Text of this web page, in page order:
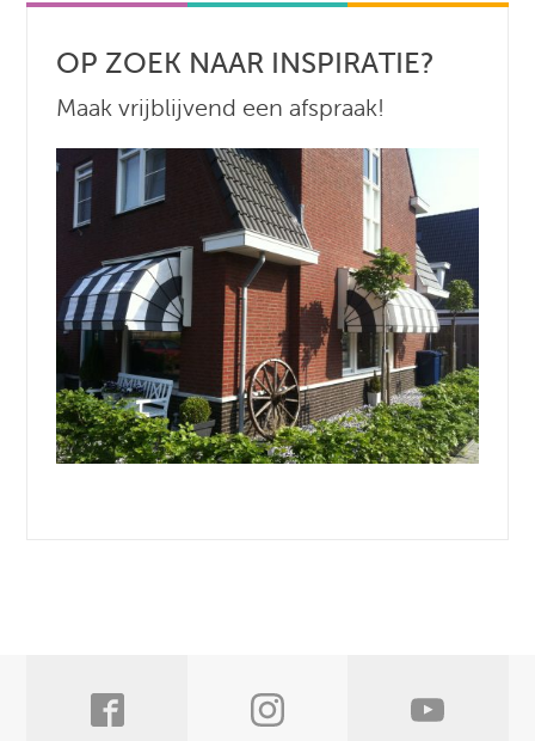
OP ZOEK NAAR INSPIRATIE?
Maak vrijblijvend een afspraak!